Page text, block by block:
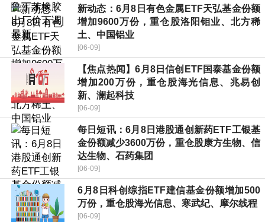
新动态：6月8日有色金属ETF天弘基金份额
增加9600万份，重仓股洛阳钼业、北方稀
土、中国铝业
[06-09]
【焦点热闻】6月8日信创ETF国泰基金份额
增加200万份，重仓股海光信息、兆易创
新、澜起科技
[06-09]
每日短讯：6月8日港股通创新药ETF工银基
金份额减少3600万份，重仓股康方生物、信
达生物、石药集团
[06-09]
6月8日科创综指ETF建信基金份额增加500
万份，重仓股海光信息、寒武纪、摩尔线程
[06-09]